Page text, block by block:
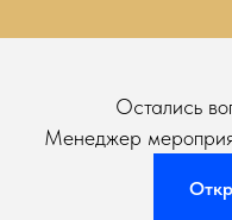
Остались
Менеджер